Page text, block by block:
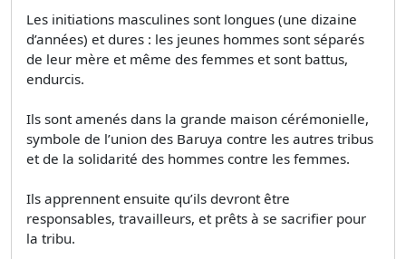
Les initiations masculines sont longues (une dizaine
d’années) et dures : les jeunes hommes sont séparés
de leur mère et même des femmes et sont battus,
endurcis.
Ils sont amenés dans la grande maison cérémonielle,
symbole de l’union des Baruya contre les autres tribus
et de la solidarité des hommes contre les femmes.
Ils apprennent ensuite qu’ils devront être
responsables, travailleurs, et prêts à se sacrifier pour
la tribu.